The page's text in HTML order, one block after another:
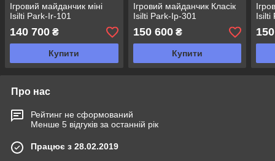
Ігровий майданчик міні
Isilti Park-Ir-101
140 700 ₴
Купити
Ігровий майданчик Класік
Isilti Park-Ір-301
150 600₴
Купити
Isilti
Про нас
Рейтинг не сформований
Менше 5 відгуків за останній рік
Працює з 28.02.2019